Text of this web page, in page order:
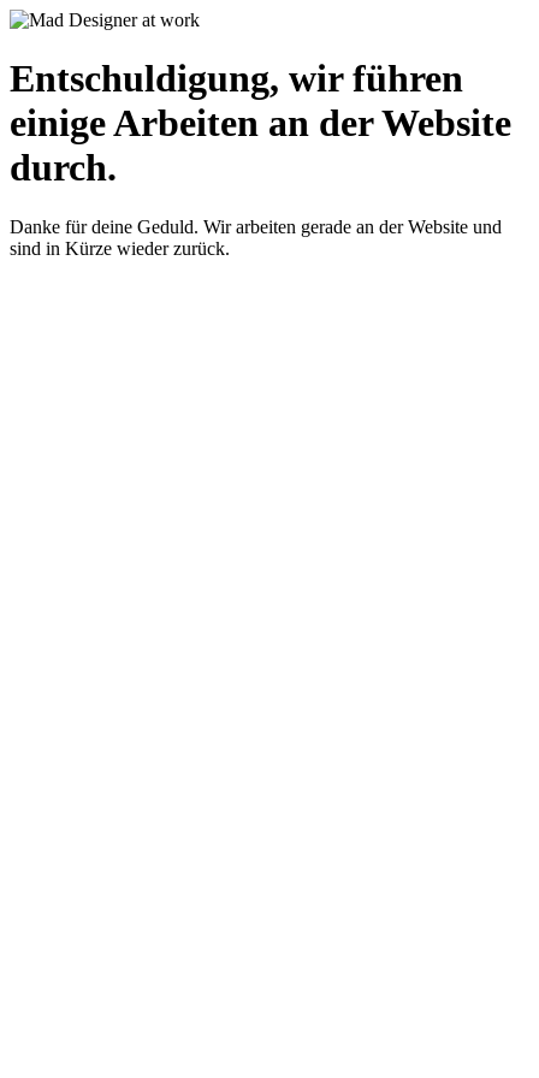
Entschuldigung, wir führen
einige Arbeiten an der Website
durch.
Danke für deine Geduld. Wir arbeiten gerade an der Website und
sind in Kürze wieder zurück.